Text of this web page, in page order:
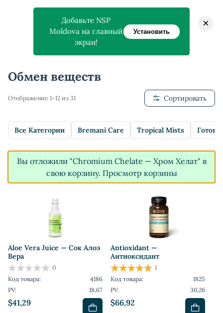
Главная > Магазин > Обмен веществ
Обмен веществ
Отображение 1–12 из 31 Сортировать
Все Категории Bremani Care Tropical Mists
Вы отложили "Chromium Chelate — Хром Хелат" в
свою корзину. Просмотр корзины
Aloe Vera Juice — Сок Алоэ
Вера
$41,29
0
Код товара:
4186
PV:
18,67
Antioxidant —
Антиоксидант
$66,92
1
Код товара:
1825
PV:
30,26
Добавьте NSP
Moldova на главный
экран!
Установить
×